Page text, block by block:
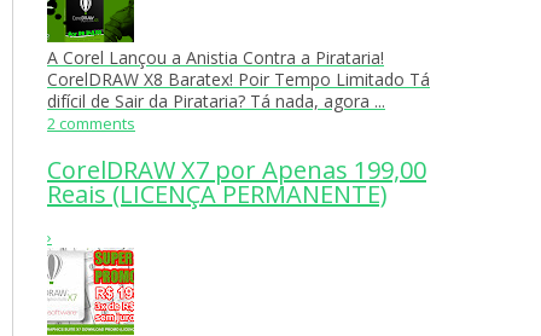
A Corel Lançou a Anistia Contra a Pirataria!
CorelDRAW X8 Baratex! Poir Tempo Limitado Tá
difícil de Sair da Pirataria? Tá nada, agora ...
2 comments
CorelDRAW X7 por Apenas 199,00
Reais (LICENÇA PERMANENTE)
›